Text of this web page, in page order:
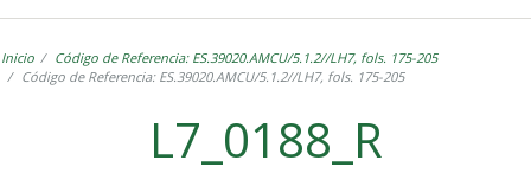
Inicio
Código de Referencia: ES.39020.AMCU/5.1.2//LH7, fols. 175-205
Código de Referencia: ES.39020.AMCU/5.1.2//LH7, fols. 175-205
L7_0188_R